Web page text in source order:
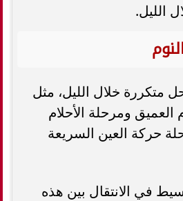
الليل.
متكررة خلال الليل، مثل
العميق ومرحلة الأحلام
حركة العين السريعة
في الانتقال بين هذه